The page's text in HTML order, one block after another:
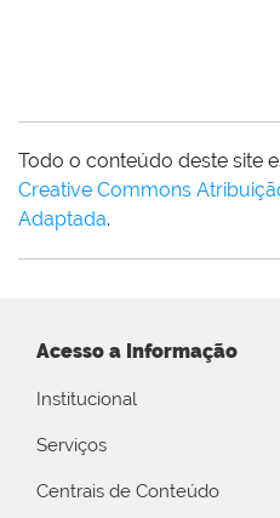
Todo o conteúdo deste site
Creative Commons
Adaptada.
Acesso a Informação
Institucional
Serviços
Centrais de Conteúdo